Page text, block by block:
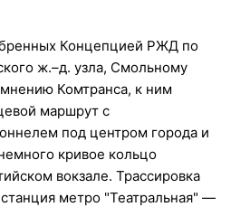
Концепцией РЖД по
ж.–д. узла, Смольному
Комтранса, к ним
маршрут с
под центром города и
кривое кольцо
вокзале. Трассировка
метро "Театральная" —